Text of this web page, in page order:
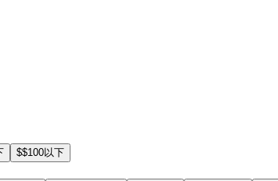
$$100以下